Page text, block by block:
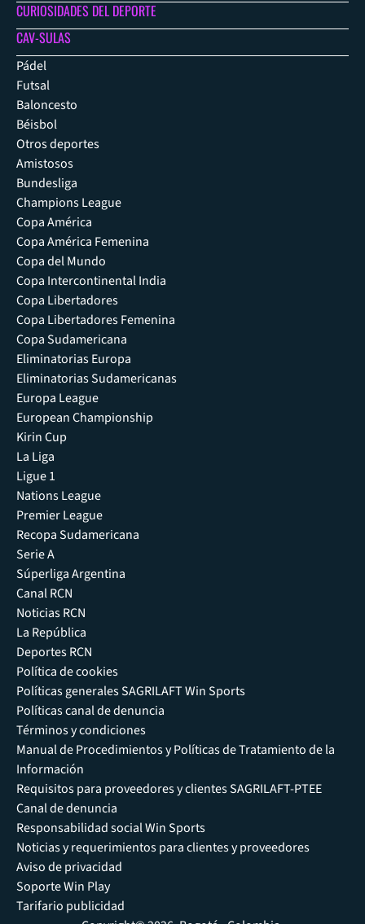
CURIOSIDADES DEL DEPORTE
CAV-SULAS
Pádel
Futsal
Baloncesto
Béisbol
Otros deportes
Amistosos
Bundesliga
Champions League
Copa América
Copa América Femenina
Copa del Mundo
Copa Intercontinental India
Copa Libertadores
Copa Libertadores Femenina
Copa Sudamericana
Eliminatorias Europa
Eliminatorias Sudamericanas
Europa League
European Championship
Kirin Cup
La Liga
Ligue 1
Nations League
Premier League
Recopa Sudamericana
Serie A
Súperliga Argentina
Canal RCN
Noticias RCN
La República
Deportes RCN
Política de cookies
Políticas generales SAGRILAFT Win Sports
Políticas canal de denuncia
Términos y condiciones
Manual de Procedimientos y Políticas de Tratamiento de la
Información
Requisitos para proveedores y clientes SAGRILAFT-PTEE
Canal de denuncia
Responsabilidad social Win Sports
Noticias y requerimientos para clientes y proveedores
Aviso de privacidad
Soporte Win Play
Tarifario publicidad